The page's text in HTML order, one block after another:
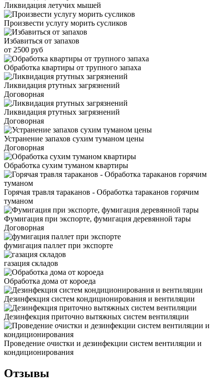
Ликвидация летучих мышей
Произвести услугу морить сусликов
Избавиться от запахов
от 2500 руб
Обработка квартиры от трупного запаха
Ликвидация ртутных загрязнений
Договорная
Ликвидация ртутных загрязнений
Договорная
Устранение запахов сухим туманом цены
Договорная
Обработка сухим туманом квартиры
Горячая травля тараканов - Обработка тараканов горячим
туманом
Фумигация при экспорте, фумигация деревянной тары
Договорная
фумигация паллет при экспорте
газация складов
Обработка дома от короеда
Дезинфекция систем кондиционирования и вентиляции
Дезинфекция приточно вытяжных систем вентиляции
Проведение очистки и дезинфекции систем вентиляции и
кондиционирования
Отзывы